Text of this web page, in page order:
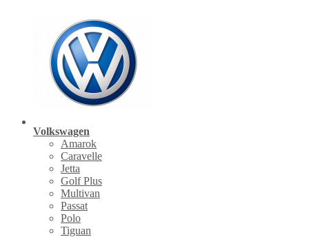
Volkswagen
Amarok
Caravelle
Jetta
Golf Plus
Multivan
Passat
Polo
Tiguan